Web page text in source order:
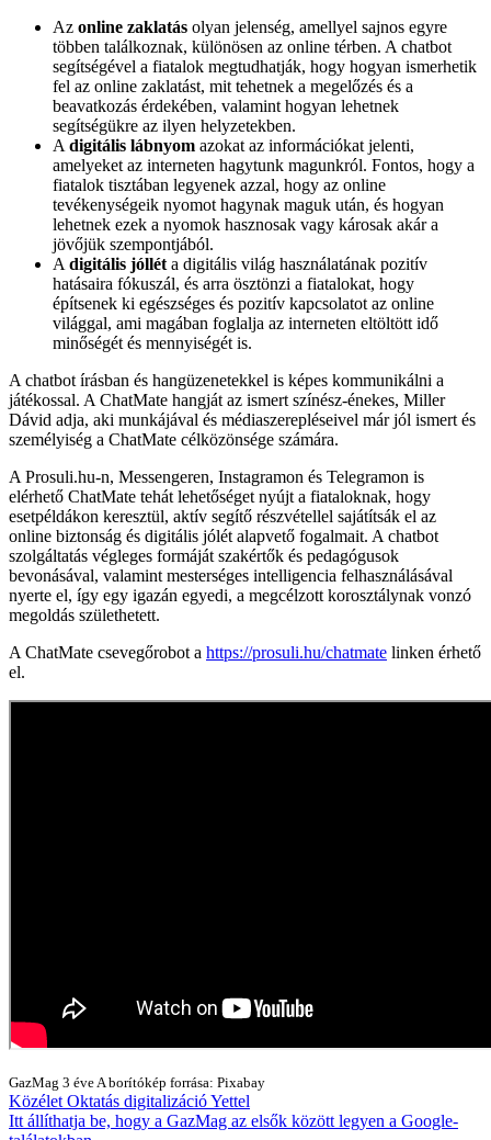
Az online zaklatás olyan jelenség, amellyel sajnos egyre
többen találkoznak, különösen az online térben. A chatbot
segítségével a fiatalok megtudhatják, hogy hogyan ismerhetik
fel az online zaklatást, mit tehetnek a megelőzés és a
beavatkozás érdekében, valamint hogyan lehetnek
segítségükre az ilyen helyzetekben.
A digitális lábnyom azokat az információkat jelenti,
amelyeket az interneten hagytunk magunkról. Fontos, hogy a
fiatalok tisztában legyenek azzal, hogy az online
tevékenységeik nyomot hagynak maguk után, és hogyan
lehetnek ezek a nyomok hasznosak vagy károsak akár a
jövőjük szempontjából.
A digitális jóllét a digitális világ használatának pozitív
hatásaira fókuszál, és arra ösztönzi a fiatalokat, hogy
építsenek ki egészséges és pozitív kapcsolatot az online
világgal, ami magában foglalja az interneten eltöltött idő
minőségét és mennyiségét is.
A chatbot írásban és hangüzenetekkel is képes kommunikálni a
játékossal. A ChatMate hangját az ismert színész-énekes, Miller
Dávid adja, aki munkájával és médiaszerepléseivel már jól ismert és
személyiség a ChatMate célközönsége számára.
A Prosuli.hu-n, Messengeren, Instagramon és Telegramon is
elérhető ChatMate tehát lehetőséget nyújt a fiataloknak, hogy
esetpéldákon keresztül, aktív segítő részvétellel sajátítsák el az
online biztonság és digitális jólét alapvető fogalmait. A chatbot
szolgáltatás végleges formáját szakértők és pedagógusok
bevonásával, valamint mesterséges intelligencia felhasználásával
nyerte el, így egy igazán egyedi, a megcélzott korosztálynak vonzó
megoldás születhetett.
A ChatMate csevegőrobot a https://prosuli.hu/chatmate linken érhető
el.
GazMag 3 éve A borítókép forrása: Pixabay
Közélet Oktatás digitalizációYettel
Itt állíthatja be, hogy a GazMag az elsők között legyen a Google-